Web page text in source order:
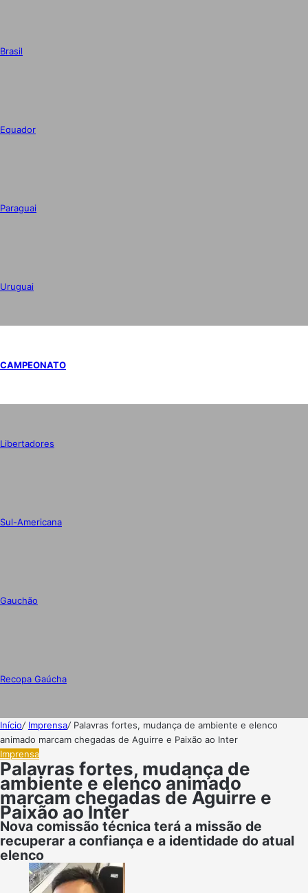
Brasil
Equador
Paraguai
Uruguai
CAMPEONATO
Libertadores
Sul-Americana
Gauchão
Recopa Gaúcha
Início/ Imprensa/ Palavras fortes, mudança de ambiente e elenco
animado marcam chegadas de Aguirre e Paixão ao Inter
Imprensa
Palavras fortes, mudança de
ambiente e elenco animado
marcam chegadas de Aguirre e
Paixão ao Inter
Nova comissão técnica terá a missão de
recuperar a confiança e a identidade do atual
elenco